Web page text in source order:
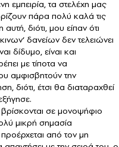
εμπειρία, τα στελέχη μας
πάρα πολύ καλά τις
διότι, μου είπαν ότι
δανείων δεν τελειώνει
δίδυμο, είναι και
με τίποτα να
αμφισβητούν την
διότι, έτσι θα διαταραχθεί
σε μονοψήφιο
μικρή σημασία
από τον μη